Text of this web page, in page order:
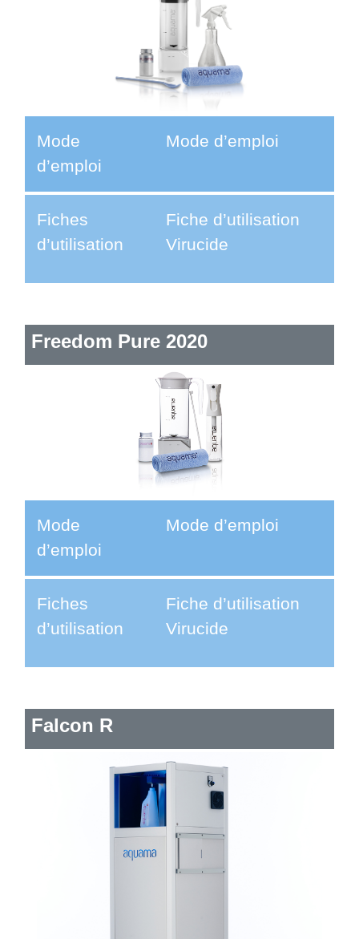
Mode
d’emploi
Mode d’emploi
Fiches
d’utilisation
Fiche d’utilisation
Virucide
Freedom Pure 2020
Mode
d’emploi
Mode d’emploi
Fiches
d’utilisation
Fiche d’utilisation
Virucide
Falcon R